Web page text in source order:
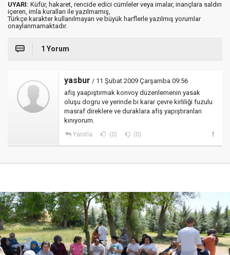
UYARI: Küfür, hakaret, rencide edici cümleler veya imalar, inançlara saldırı
içeren, imla kuralları ile yazılmamış,
Türkçe karakter kullanılmayan ve büyük harflerle yazılmış yorumlar
onaylanmamaktadır.
1 Yorum
yasbur / 11 Şubat 2009 Çarşamba 09:56
afiş yaapıştırmak konvoy düzenlemenin yasak
oluşu dogru ve yerinde bi karar çevre kirliliği fuzulu
masraf direklere ve duraklara afiş yapıştıranları
kınıyorum.
Yanıtla (0) (0)